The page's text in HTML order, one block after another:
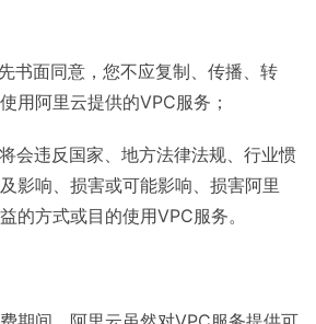
书面同意，您不应复制、传播、转
用阿里云提供的VPC服务；
会违反国家、地方法律法规、行业惯
影响、损害或可能影响、损害阿里
的方式或目的使用VPC服务。